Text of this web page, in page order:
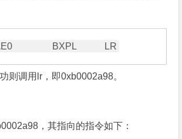
则调用lr，即0xb0002a98。
，其指向的指令如下：